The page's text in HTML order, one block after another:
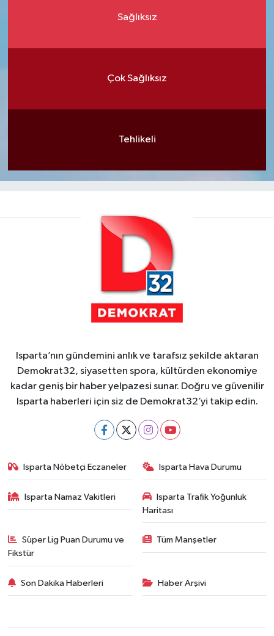
Sağlıksız
Çok Sağlıksız
Tehlikeli
Isparta’nın gündemini anlık ve tarafsız şekilde aktaran
Demokrat32, siyasetten spora, kültürden ekonomiye
kadar geniş bir haber yelpazesi sunar. Doğru ve güvenilir
Isparta haberleri için siz de Demokrat32’yi takip edin.
Isparta Nöbetçi Eczaneler Isparta Hava Durumu
Isparta Namaz Vakitleri
Isparta Trafik Yoğunluk
Haritası
Süper Lig Puan Durumu ve
Fikstür
Tüm Manşetler
Son Dakika Haberleri Haber Arşivi